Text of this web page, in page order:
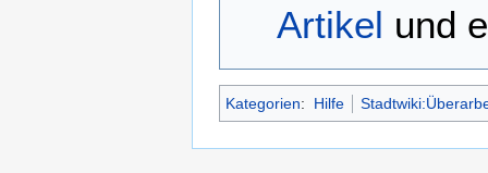
Artikel und
Kategorien: Hilfe